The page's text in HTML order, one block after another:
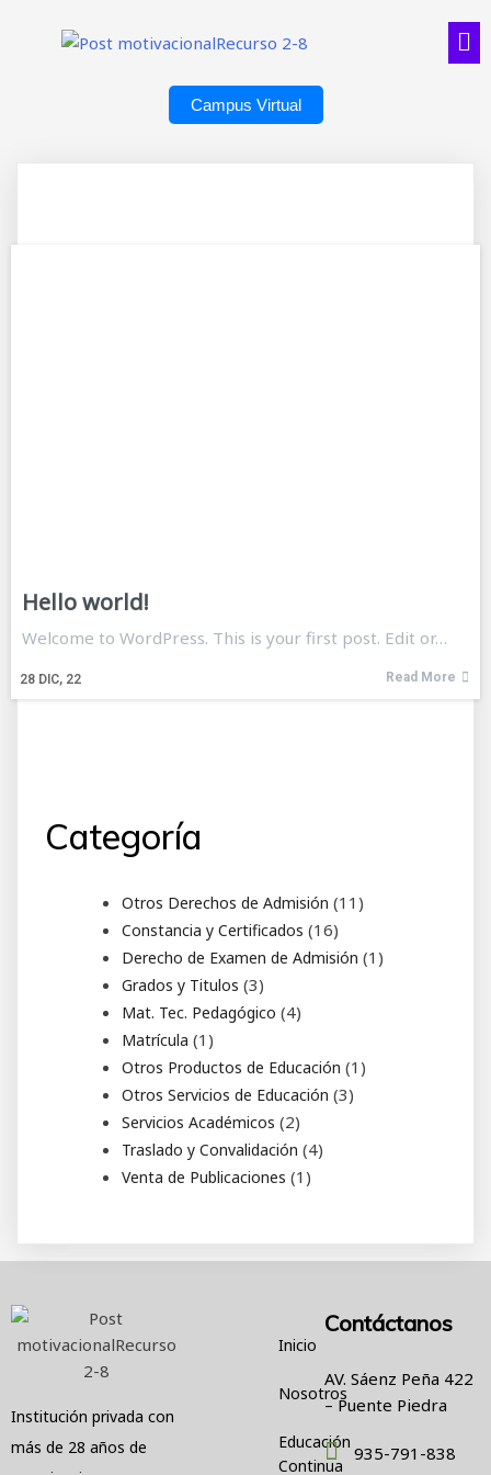
Campus Virtual
Hello world!
28 DIC, 22
Welcome to WordPress. This is your first post. Edit or…
Read More
Categoría
Otros Derechos de Admisión 11 11
Constancia y Certificados 1616
productos
Derecho de Examen de Admisión 1 1
Grados y Titulos 33
productos
Mat. Tec. Pedagógico 44
Matrícula 1 1
producto
Otros Productos de Educación 1 1
Otros Servicios de Educación 33
Servicios Académicos 22
productos
Traslado y Convalidación 44
Venta de Publicaciones 1 1
Institución privada con
más de 28 años de
Inicio
Nosotros
Educación
Continua
Contáctanos
AV. Sáenz Peña 422
– Puente Piedra
935-791-838